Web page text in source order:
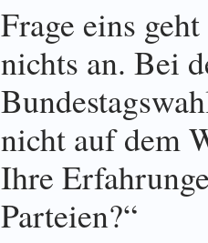
Frage eins
nichts an. Bei
nicht auf dem
Ihre
Parteien?“